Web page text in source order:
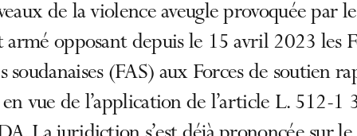
de la violence aveugle provoquée par le
opposant depuis le 15 avril 2023 les
soudanaises (FAS) aux Forces de soutien
vue de l’application de l’article L. 512-1